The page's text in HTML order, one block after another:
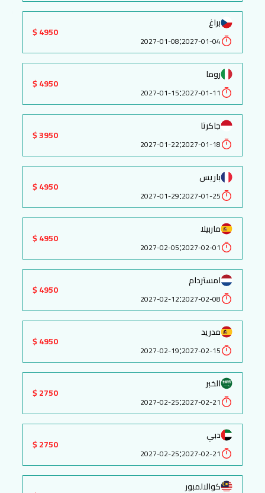
براغ
2027-01-04
:
2027-01-08
4950 $
روما
2027-01-11
:
2027-01-15
4950 $
جاكرتا
2027-01-18
:
2027-01-22
3950 $
باريس
2027-01-25
:
2027-01-29
4950 $
ماربيلا
2027-02-01
:
2027-02-05
4950 $
امستردام
2027-02-08
:
2027-02-12
4950 $
مدريد
2027-02-15
:
2027-02-19
4950 $
الخبر
2027-02-21
:
2027-02-25
2750 $
دبي
2027-02-21
:
2027-02-25
2750 $
كوالالمبور